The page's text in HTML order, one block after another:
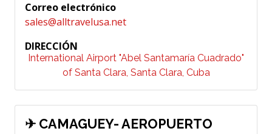
Correo electrónico
sales@alltravelusa.net
DIRECCIÓN
International Airport "Abel Santamaría Cuadrado"
of Santa Clara, Santa Clara, Cuba
✈ CAMAGUEY- AEROPUERTO